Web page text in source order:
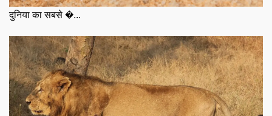
दुनिया का सबसे �...